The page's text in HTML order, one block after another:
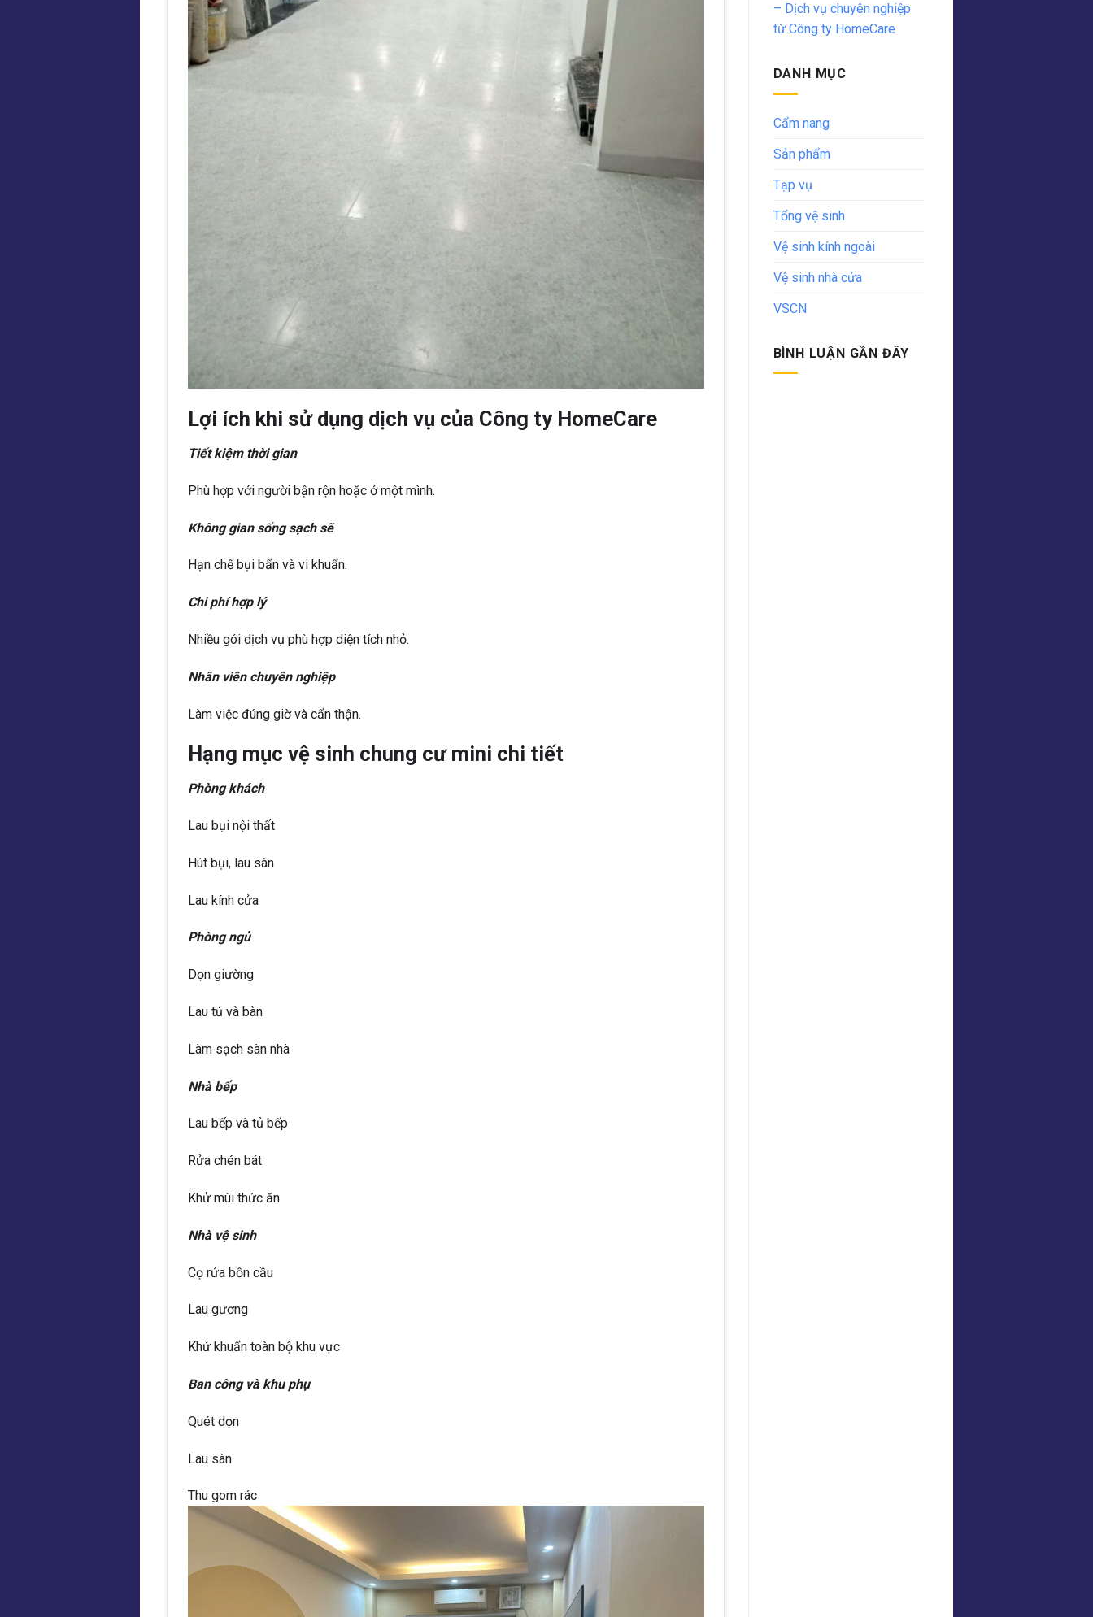
Lợi ích khi sử dụng dịch vụ của Công ty HomeCare
Tiết kiệm thời gian
Phù hợp với người bận rộn hoặc ở một mình.
Không gian sống sạch sẽ
Hạn chế bụi bẩn và vi khuẩn.
Chi phí hợp lý
Nhiều gói dịch vụ phù hợp diện tích nhỏ.
Nhân viên chuyên nghiệp
Làm việc đúng giờ và cẩn thận.
Hạng mục vệ sinh chung cư mini chi tiết
Phòng khách
Lau bụi nội thất
Hút bụi, lau sàn
Lau kính cửa
Phòng ngủ
Dọn giường
Lau tủ và bàn
Làm sạch sàn nhà
Nhà bếp
Lau bếp và tủ bếp
Rửa chén bát
Khử mùi thức ăn
Nhà vệ sinh
Cọ rửa bồn cầu
Lau gương
Khử khuẩn toàn bộ khu vực
Ban công và khu phụ
Quét dọn
Lau sàn
Thu gom rác
– Dịch vụ chuyên nghiệp
từ Công ty HomeCare
DANH MỤC
Cẩm nang
Sản phẩm
Tạp vụ
Tổng vệ sinh
Vệ sinh kính ngoài
Vệ sinh nhà cửa
VSCN
BÌNH LUẬN GẦN ĐÂY